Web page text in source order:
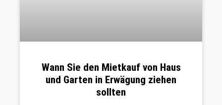
Wann Sie den Mietkauf von Haus
und Garten in Erwägung ziehen
sollten